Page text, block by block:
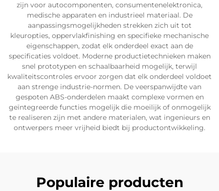
zijn voor autocomponenten, consumentenelektronica,
medische apparaten en industrieel materiaal. De
aanpassingsmogelijkheden strekken zich uit tot
kleuropties, oppervlakfinishing en specifieke mechanische
eigenschappen, zodat elk onderdeel exact aan de
specificaties voldoet. Moderne productietechnieken maken
snel prototypen en schaalbaarheid mogelijk, terwijl
kwaliteitscontroles ervoor zorgen dat elk onderdeel voldoet
aan strenge industrie-normen. De veerspanwijdte van
gespoten ABS-onderdelen maakt complexe vormen en
geïntegreerde functies mogelijk die moeilijk of onmogelijk
te realiseren zijn met andere materialen, wat ingenieurs en
ontwerpers meer vrijheid biedt bij productontwikkeling.
Populaire producten